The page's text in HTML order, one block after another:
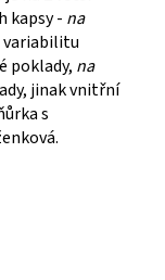
kapsy - na
variabilitu
poklady, na
jinak vnitřní
s